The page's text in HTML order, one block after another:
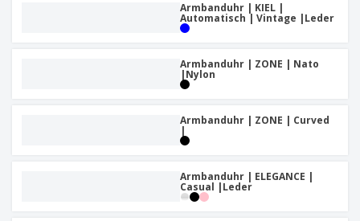
Armbanduhr | KIEL |
Automatisch | Vintage |Leder
Armbanduhr | ZONE | Nato
|Nylon
Armbanduhr | ZONE | Curved
|
Armbanduhr | ELEGANCE |
Casual |Leder